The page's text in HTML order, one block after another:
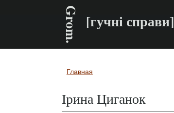
Grom. [гучні справи]
Вы здесь
Главная
Ірина Циганок